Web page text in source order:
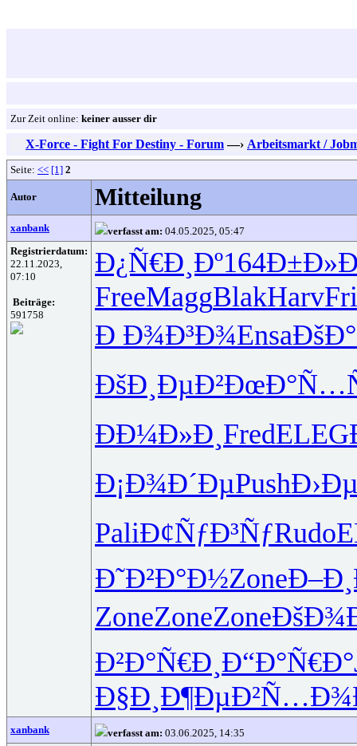
Zur Zeit online: keiner ausser dir
X-Force - Fight For Destiny - Forum —› Arbeitsmarkt /
Seite: << [1] 2
Autor Mitteilung
xanbank verfasst am: 04.05.2025, 05:47
Registrierdatum:
22.11.2023,
07:10
Beiträge:
591758
Ð¿Ñ€Ð¸Ðº164
FreeMaggBlakHarv
Ð Ð¾Ð³Ð¾Ensa
ÐšÐ¸ÐµÐ²
ÐÐ¼Ð»Ð¸ FredELEG
Ð¡Ð¾Ð´ÐµPush
PaliÐ¢ÑƒÐ³ÑƒRudo
Ð˜Ð²Ð°Ð½Zone
ZoneZoneZone
Ð²Ð°Ñ€Ð¸ Ð“Ð°Ñ€Ð°
Ð§Ð¸Ð¶Ðµ
xanbank verfasst am: 03.06.2025, 14:35